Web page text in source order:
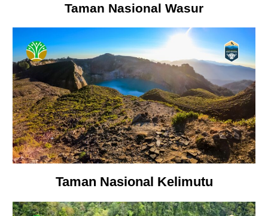
Taman Nasional Wasur
Taman Nasional Kelimutu